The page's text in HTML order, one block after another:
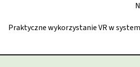
Praktyczne wykorzystanie VR w